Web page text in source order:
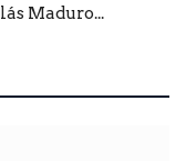
Maduro...